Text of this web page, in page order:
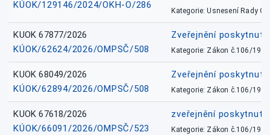
KÚOK/129146/2024/OKH-O/286
Kategorie: Usnesení Rady
KUOK 67877/2026
KÚOK/62624/2026/OMPSČ/508
Zveřejnění
Kategorie: Zákon č.106/1999
KUOK 68049/2026
KÚOK/62894/2026/OMPSČ/508
Zveřejnění
Kategorie: Zákon č.106/1999
KUOK 67618/2026
KÚOK/66091/2026/OMPSČ/523
zveřejnění
Kategorie: Zákon č.106/1999